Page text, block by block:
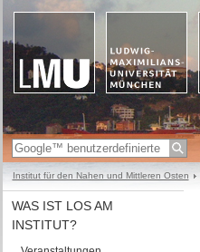
Institut für den Nahen und Mittleren Osten
WAS IST LOS AM
INSTITUT?